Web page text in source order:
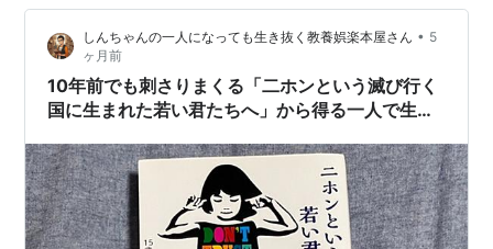
グだって同じことです。 リライトした…
しんちゃんの一人になっても生き抜く教養娯楽本屋さん • 5
ヶ月前
10年前でも刺さりまくる「二ホンという滅び行く
国に生まれた若い君たちへ」から得る一人で生き